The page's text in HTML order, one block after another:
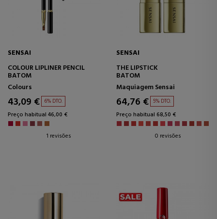
SENSAI
COLOUR LIPLINER PENCIL
BATOM
Colours
43,09 € 6% DTO.
Preço habitual 46,00 €
1 revisões
SENSAI
THE LIPSTICK
BATOM
Maquiagem Sensai
64,76 € 5% DTO.
Preço habitual 68,50 €
0 revisões